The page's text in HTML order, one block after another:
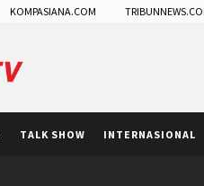
KOMPASIANA.COM
TALK SHOW INTERNASIONAL